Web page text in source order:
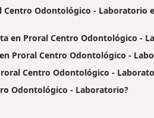
Centro Odontológico - Laboratorio
en Proral Centro Odontológico -
Proral Centro Odontológico -
Centro Odontológico -
Odontológico - Laboratorio?